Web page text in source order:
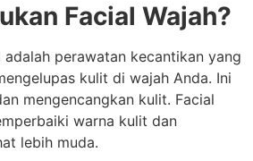
Facial Wajah?
adalah perawatan kecantikan yang
kulit di wajah Anda. Ini
mengencangkan kulit. Facial
warna kulit dan
lebih muda.